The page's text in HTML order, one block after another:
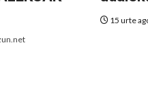
15 urte